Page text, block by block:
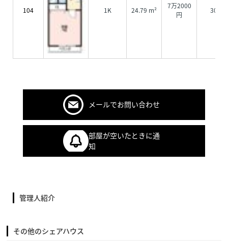
104 1K 24.79 m²
7万2000
円
3000
メールでお問い合わせ
部屋が空いたときに通
知
管理人紹介
その他のシェアハウス